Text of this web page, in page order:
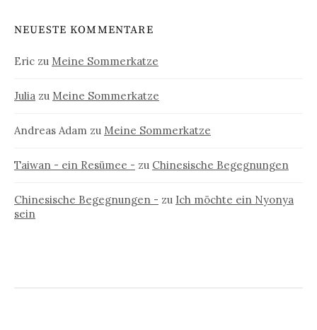
NEUESTE KOMMENTARE
Eric zu Meine Sommerkatze
Julia zu Meine Sommerkatze
Andreas Adam zu Meine Sommerkatze
Taiwan - ein Resümee - zu Chinesische Begegnungen
Chinesische Begegnungen - zu Ich möchte ein Nyonya
sein